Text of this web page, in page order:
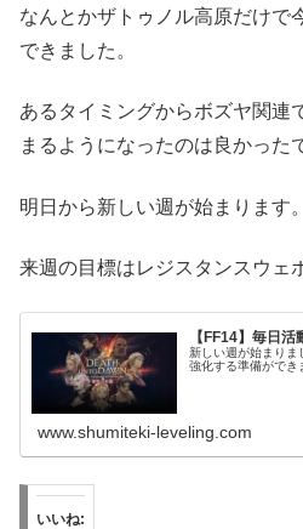
なんとかザトゥノル高原だけで
できました。
あるタイミングからボズヤ関連
まるようになったのは良かった
明日から新しい週が始まります。
来週の目標はレジスタンスウェ
【FF14】毎日活
新しい週が始まりま
強化する準備ができ
www.shumiteki-leveling.com
いいね: